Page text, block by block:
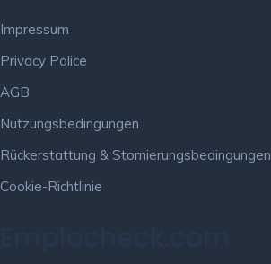
Impressum
Privacy Police
AGB
Nutzungsbedingungen
Rückerstattung & Stornierungsbedingungen
Cookie-Richtlinie